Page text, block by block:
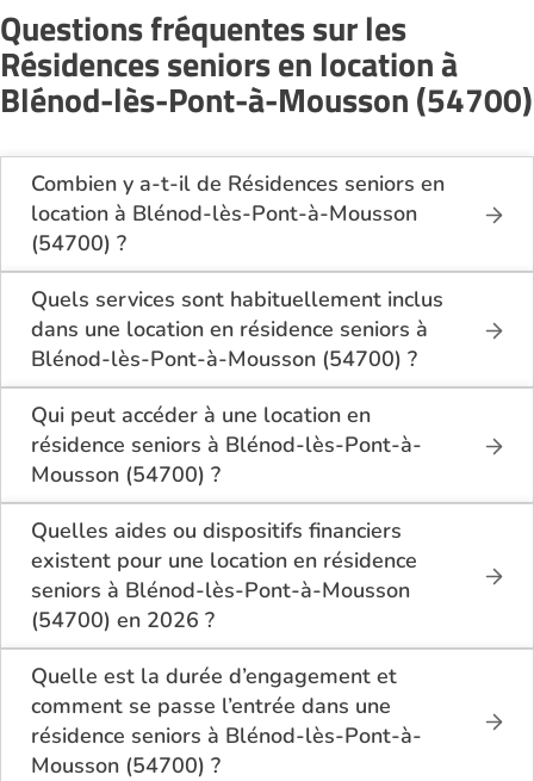
Questions fréquentes sur les
Résidences seniors en location à
Blénod-lès-Pont-à-Mousson (54700)
Combien y a-t-il de Résidences seniors en
location à Blénod-lès-Pont-à-Mousson
(54700) ?
Sur le site Logement-seniors.com, on recense
actuellement 1 Résidences seniors en location à
Blénod-lès-Pont-à-Mousson (54700).
Quels services sont habituellement inclus
dans une location en résidence seniors à
Blénod-lès-Pont-à-Mousson (54700) ?
En location à Blénod-lès-Pont-à-Mousson (54700),
la résidence seniors inclut généralement : l’entretien
des espaces communs, l’accès à des activités, la
présence d’un accueil / surveillance, la restauration
ou service repas optionnel. Certains services sont
optionnels et peuvent faire monter le tarif.
Qui peut accéder à une location en
résidence seniors à Blénod-lès-Pont-à-
Mousson (54700) ?
La location en résidence seniors à Blénod-lès-Pont-
à-Mousson (54700) s’adresse aux personnes
autonomes souhaitant un logement adapté, sécurisé
et convivial. Il est conseillé d’avoir environ 60 ans ou
plus, bien que chaque résidence fixe ses conditions.
Des prestations complémentaires peuvent être
proposées pour un accompagnement léger.
Quelles aides ou dispositifs financiers
existent pour une location en résidence
seniors à Blénod-lès-Pont-à-Mousson
(54700) en 2026 ?
Selon les revenus et la situation, il est possible à
Blénod-lès-Pont-à-Mousson (54700) de bénéficier
d’aides telles que : l’APL (allocation personnalisée
au logement), ou selon le dispositif local, des aides
communales départementales. Il est conseillé de
bien se renseigner avant la signature du bail.
Quelle est la durée d’engagement et
comment se passe l’entrée dans une
résidence seniors à Blénod-lès-Pont-à-
Mousson (54700) ?